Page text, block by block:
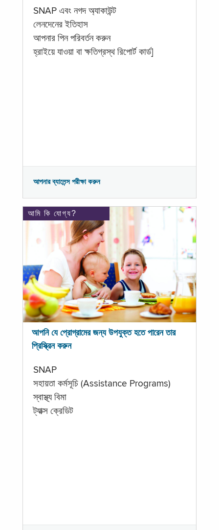
SNAP এবং নগদ অ্যাকাউন্ট
লেনদেনের ইতিহাস
আপনার পিন পরিবর্তন করুন
হ্রাইয়ে যাওয়া বা ক্ষতিগ্রস্থ রিপোর্ট কার্ড]
আপনার ব্যালেন্স পরীক্ষা করুন
আমি কি যোগ্য?
আপনি যে প্রোগ্রামের জন্য উপযুক্ত হতে পারেন তার
প্রিস্ক্রিন করুন
SNAP
সহায়তা কর্মসূচি (Assistance Programs)
স্বাস্থ্য বিমা
ট্যাক্স ক্রেডিট